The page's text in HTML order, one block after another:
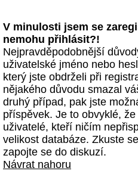
V minulosti jsem se
nemohu přihlásit?!
Nejpravděpodobnější
uživatelské jméno nebo
který jste obdrželi při
nějakého důvodu smazal
druhý případ, pak jste
příspěvek. Je to obvyklé,
uživatelé, kteří ničím
velikost databáze. Zkuste
zapojte se do diskuzí.
Návrat nahoru